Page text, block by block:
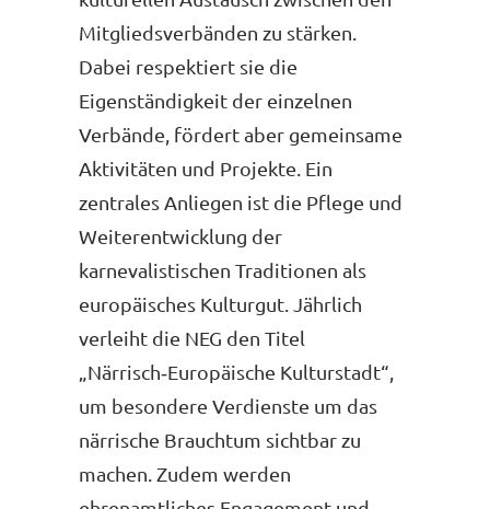
Mitgliedsverbänden zu stärken.
Dabei respektiert sie die
Eigenständigkeit der einzelnen
Verbände, fördert aber gemeinsame
Aktivitäten und Projekte. Ein
zentrales Anliegen ist die Pflege und
Weiterentwicklung der
karnevalistischen Traditionen als
europäisches Kulturgut. Jährlich
verleiht die NEG den Titel
„Närrisch‑Europäische Kulturstadt“,
um besondere Verdienste um das
närrische Brauchtum sichtbar zu
machen. Zudem werden